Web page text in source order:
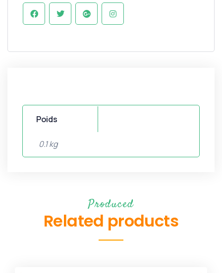
Poids
0.1 kg
Produced
Related products